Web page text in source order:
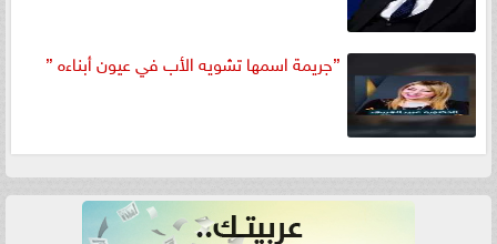
”جريمة اسمها تشويه الأب في عيون أبناءه ”